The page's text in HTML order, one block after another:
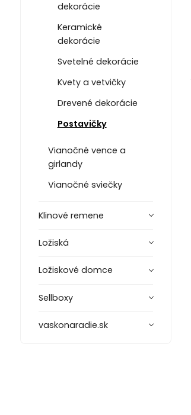
dekorácie
Keramické
dekorácie
Svetelné dekorácie
Kvety a vetvičky
Drevené dekorácie
Postavičky
Vianočné vence a
girlandy
Vianočné sviečky
Klinové remene
Ložiská
Ložiskové domce
Sellboxy
vaskonaradie.sk